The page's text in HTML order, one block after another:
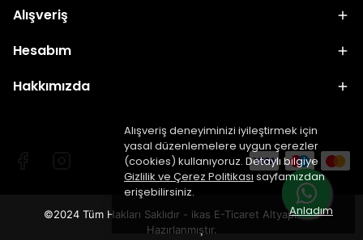
Alışveriş deneyiminizi iyileştirmek için
yasal düzenlemelere uygun çerezler
(cookies) kullanıyoruz. Detaylı bilgiye
Gizlilik ve Çerez Politikası sayfamızdan
erişebilirsiniz.
Anladım
Alışveriş
Hesabım
Hakkımızda
©2024 Tüm Hakları Saklıdır - ikas E-Ticaret Altyapısı ile
Hazırlanmıştır.